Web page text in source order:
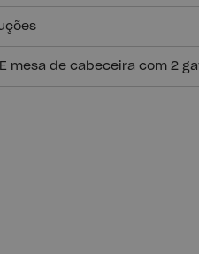
mesa de cabeceira com 2